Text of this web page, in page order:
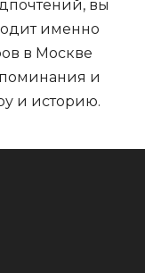
вы
именно
в Москве
и
и историю.